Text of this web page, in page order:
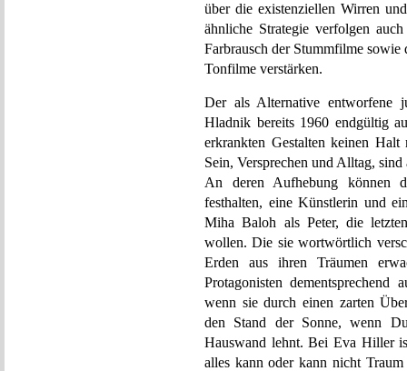
über die existenziellen Wirren
ähnliche Strategie verfolgen
Farbrausch der Stummfilme sowie
Tonfilme verstärken.
Der als Alternative entworfene
Hladnik bereits 1960 endgültig
erkrankten Gestalten keinen
Sein, Versprechen und Alltag,
An deren Aufhebung können
festhalten, eine Künstlerin und
Miha Baloh als Peter, die
wollen. Die sie wortwörtlich
Erden aus ihren Träumen
Protagonisten
wenn sie durch einen zarten
den Stand der Sonne, wenn
Hauswand lehnt. Bei Eva Hiller
alles kann oder kann nicht